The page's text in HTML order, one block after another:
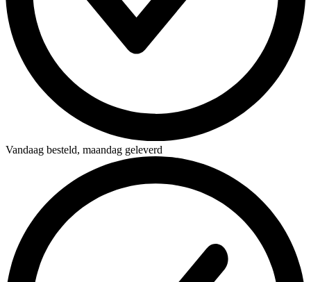
Vandaag besteld, maandag geleverd